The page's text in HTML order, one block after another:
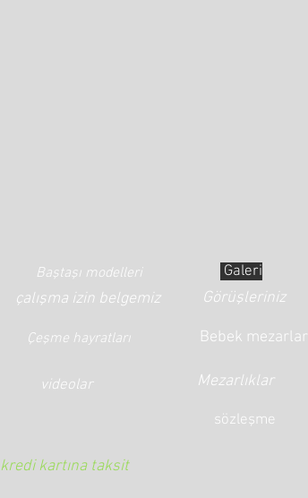
Baştaşı modelleri
çalışma izin belgemiz
Çeşme hayratları
videolar
Galeri
Görüşleriniz
Bebek mezarları
Mezarlıklar
sözleşme
kredi kartına taksit